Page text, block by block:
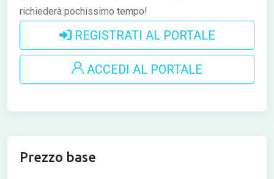
richiederà pochissimo tempo!
REGISTRATI AL PORTALE
ACCEDI AL PORTALE
Prezzo base